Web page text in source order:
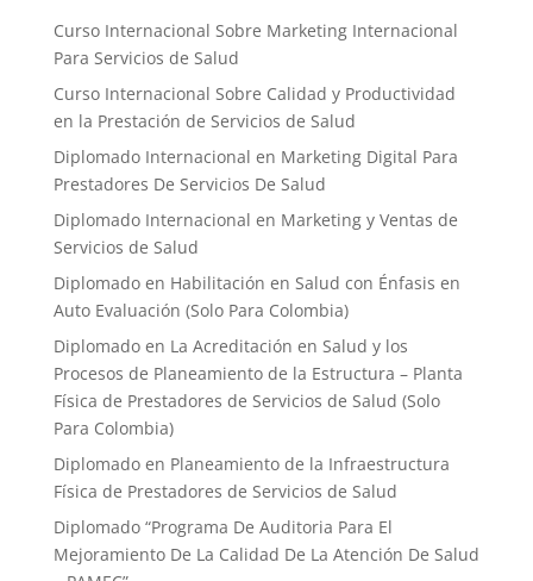
Curso Internacional Sobre Marketing Internacional
Para Servicios de Salud
Curso Internacional Sobre Calidad y Productividad
en la Prestación de Servicios de Salud
Diplomado Internacional en Marketing Digital Para
Prestadores De Servicios De Salud
Diplomado Internacional en Marketing y Ventas de
Servicios de Salud
Diplomado en Habilitación en Salud con Énfasis en
Auto Evaluación ​(Solo Para Colombia)
Diplomado en La Acreditación en Salud y los
Procesos de Planeamiento de la Estructura – Planta
Física de Prestadores de Servicios de Salud (Solo
Para Colombia)
Diplomado en Planeamiento de la Infraestructura
Física de Prestadores de Servicios de Salud
Diplomado “Programa De Auditoria Para El
Mejoramiento ​De La Calidad De La Atención De Salud